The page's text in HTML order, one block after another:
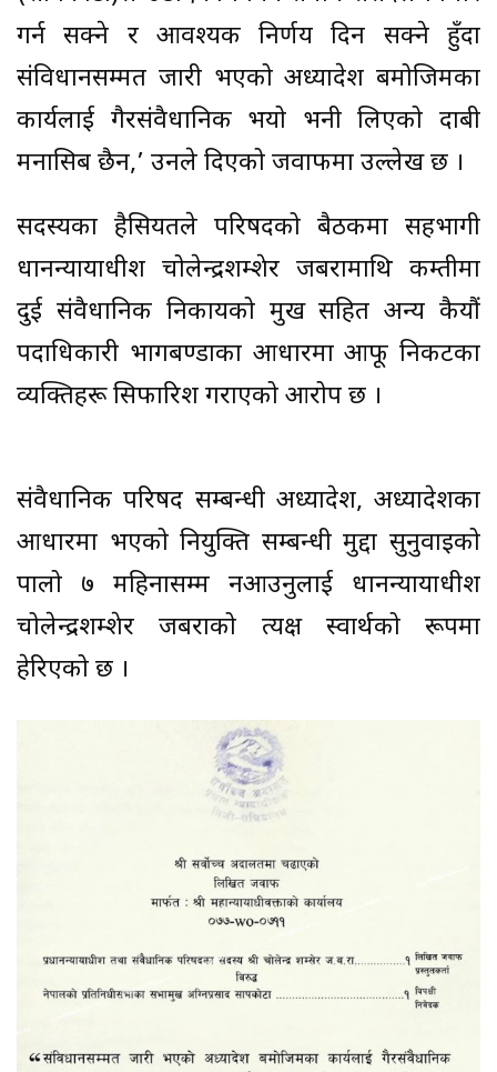
गर्न सक्ने र आवश्यक निर्णय दिन सक्ने हुँदा
संविधानसम्मत जारी भएको अध्यादेश बमोजिमका
कार्यलाई गैरसंवैधानिक भयो भनी लिएको दाबी
मनासिब छैन,’ उनले दिएको जवाफमा उल्लेख छ ।
सदस्यका हैसियतले परिषदको बैठकमा सहभागी
प्रधानन्यायाधीश चोलेन्द्रशम्शेर जबरामाथि कम्तीमा
दुई संवैधानिक निकायको प्रमुख सहित अन्य कैयौं
पदाधिकारी भागबण्डाका आधारमा आफू निकटका
व्यक्तिहरू सिफारिश गराएको आरोप छ ।
संवैधानिक परिषद सम्बन्धी अध्यादेश, अध्यादेशका
आधारमा भएको नियुक्ति सम्बन्धी मुद्दा सुनुवाइको
पालो ७ महिनासम्म नआउनुलाई प्रधानन्यायाधीश
चोलेन्द्रशम्शेर जबराको प्रत्यक्ष स्वार्थको रूपमा
हेरिएको छ ।